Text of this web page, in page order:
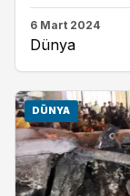
6 Mart 2024
Dünya
DÜNYA